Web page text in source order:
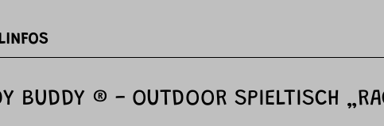
BUDDY ® - OUTDOOR SPIELTISCH